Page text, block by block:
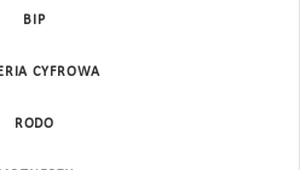
BIP
CYFROWA
RODO